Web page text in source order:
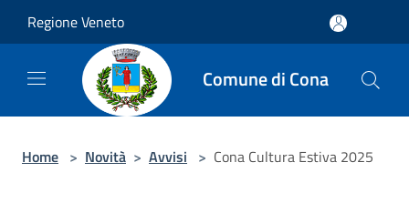
Regione Veneto
Comune di Cona
Home > Novità > Avvisi > Cona Cultura Estiva 2025